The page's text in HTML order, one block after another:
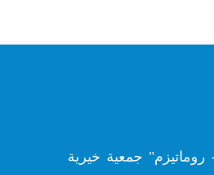
روماتيزم" جمعية خيرية